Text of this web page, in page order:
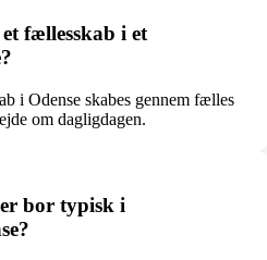
fællesskab i et
i Odense skabes gennem fælles
om dagligdagen.
bor typisk i